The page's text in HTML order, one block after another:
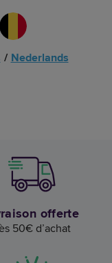
/ Nederlands
offerte
50€ d’achat